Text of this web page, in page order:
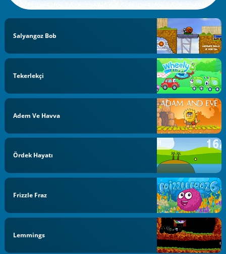
Salyangoz Bob
Tekerlekçi
Adem Ve Havva
Ördek Hayatı
Frizzle Fraz
Lemmings